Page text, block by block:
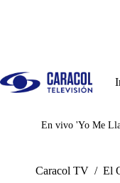
Juegos
En vivo 'Yo Me
Caracol TV / El